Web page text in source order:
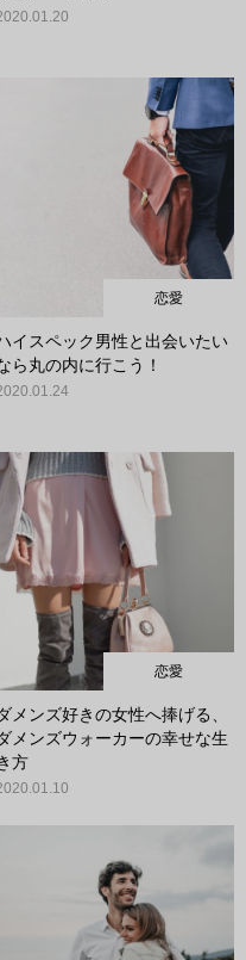
恋愛
イスペック男性と出会いたい
ら丸の内に行こう！
恋愛
メンズ好きの女性へ捧げる、
メンズウォーカーの幸せな生
方